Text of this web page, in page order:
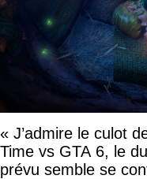
« J’admire le culot
Time vs GTA 6, le
prévu semble se